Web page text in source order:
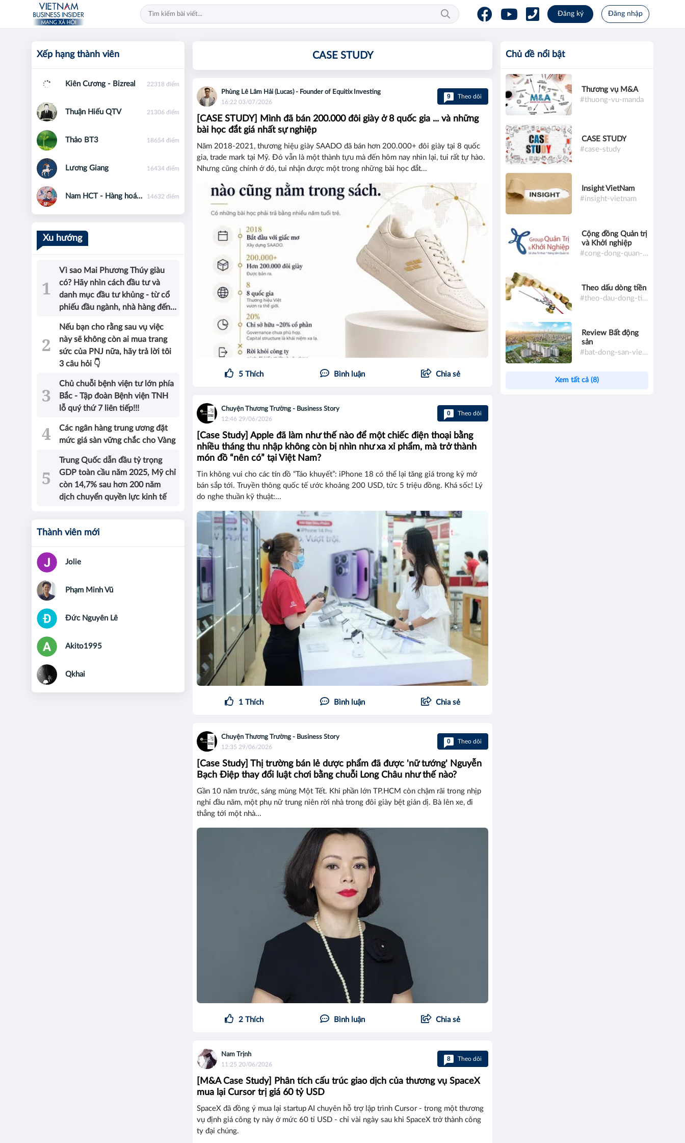
Đăng ký Đăng nhập
CASE STUDY
Phùng Lê Lâm Hải (Lucas) - Founder of Equitix Investing
16:22 03/07/2026
9 Theo dõi
[CASE STUDY] Mình đã bán 200.000 đôi giày ở 8 quốc gia ... và những
bài học đắt giá nhất sự nghiệp
Năm 2018-2021, thương hiệu giày SAADO đã bán hơn 200.000+ đôi giày tại 8 quốc
gia, trade mark tại Mỹ. Đó vẫn là một thành tựu mà đến hôm nay nhìn lại, tui rất tự hào.
Nhưng cũng chính ở đó, tui nhận được một trong những bài học đắt...
5 Thích Bình luận Chia sẻ
Chuyện Thương Trường - Business Story
12:46 29/06/2026
0 Theo dõi
[Case Study] Apple đã làm như thế nào để một chiếc điện thoại bằng
nhiều tháng thu nhập không còn bị nhìn như xa xỉ phẩm, mà trở thành
món đồ “nên có” tại Việt Nam?
Tin không vui cho các tín đồ “Táo khuyết”: iPhone 18 có thể lại tăng giá trong kỳ mở
bán sắp tới. Truyền thông quốc tế ước khoảng 200 USD, tức 5 triệu đồng. Khá sốc! Lý
do nghe thuần kỹ thuật:...
1 Thích Bình luận Chia sẻ
Chuyện Thương Trường - Business Story
12:35 29/06/2026
0 Theo dõi
[Case Study] Thị trường bán lẻ dược phẩm đã được 'nữ tướng' Nguyễn
Bạch Điệp thay đổi luật chơi bằng chuỗi Long Châu như thế nào?
Gần 10 năm trước, sáng mùng Một Tết. Khi phần lớn TP.HCM còn chậm rãi trong nhịp
nghỉ đầu năm, một phụ nữ trung niên rời nhà trong đôi giày bệt giản dị. Bà lên xe, đi
thẳng tới một nhà...
2 Thích Bình luận Chia sẻ
Nam Trịnh
11:25 20/06/2026
8 Theo dõi
[M&A Case Study] Phân tích cấu trúc giao dịch của thương vụ SpaceX
mua lại Cursor trị giá 60 tỷ USD
SpaceX đã đồng ý mua lại startup AI chuyên hỗ trợ lập trình Cursor - trong một thương
vụ định giá công ty này ở mức 60 tỉ USD - chỉ vài ngày sau khi SpaceX trở thành công
ty đại chúng.
Xếp hạng thành viên
Kiên Cương - Bizreal 22318 điểm
Thuận Hiếu QTV 21306 điểm
Thảo BT3 18654 điểm
Lương Giang 16434 điểm
Nam HCT - Hàng hoá phái sinh - 0867091553 14632 điểm
Xu hướng
Vì sao Mai Phương Thúy giàu
có? Hãy nhìn cách đầu tư và
danh mục đầu tư khủng - từ cổ
phiếu đầu ngành, nhà hàng đến
được câu trả lời!
Nếu bạn cho rằng sau vụ việc
này sẽ không còn ai mua trang
sức của PNJ nữa, hãy trả lời tôi
3 câu hỏi 👇
Chủ chuỗi bệnh viện tư lớn phía
Bắc - Tập đoàn Bệnh viện TNH
lỗ quý thứ 7 liên tiếp!!!
Các ngân hàng trung ương đặt
mức giá sàn vững chắc cho Vàng
Trung Quốc dẫn đầu tỷ trọng
GDP toàn cầu năm 2025, Mỹ chỉ
còn 14,7% sau hơn 200 năm
dịch chuyển quyền lực kinh tế
Thành viên mới
Jolie
Phạm Minh Vũ
Đức Nguyên Lê
Akito1995
Qkhai
Chủ đề nổi bật
Thương vụ M&A
#thuong-vu-manda
CASE STUDY
#case-study
Insight VietNam
#insight-vietnam
Cộng đồng Quản trị
và Khởi nghiệp
#cong-dong-quan-tri-va-khoi-nghiep
Theo dấu dòng tiền
#theo-dau-dong-tien
Review Bất động
sản
#bat-dong-san-viet-nam
Xem tất cả (8)